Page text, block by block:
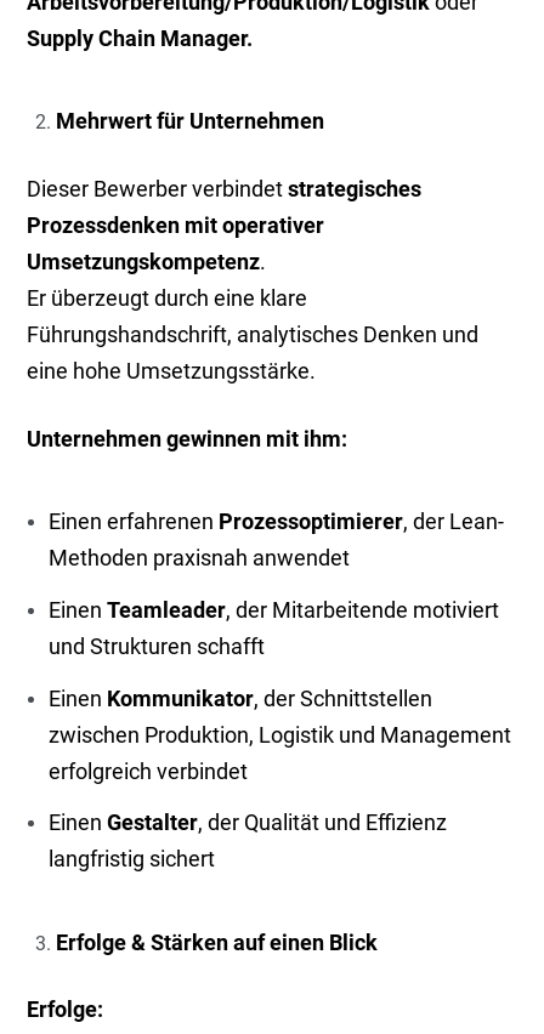
Supply Chain Manager.
Mehrwert für Unternehmen
Dieser Bewerber verbindetstrategisches
Prozessdenken mit operativer
Umsetzungskompetenz.
Er überzeugt durch eine klare
Führungshandschrift, analytisches Denken und
eine hohe Umsetzungsstärke.
Unternehmen gewinnen mit ihm:
Einen erfahrenen Prozessoptimierer, der Lean-
Methoden praxisnah anwendet
EinenTeamleader, der Mitarbeitende motiviert
und Strukturen schafft
Einen Kommunikator, der Schnittstellen
zwischen Produktion, Logistik und Management
erfolgreich verbindet
EinenGestalter, der Qualität und Effizienz
langfristig sichert
Erfolge & Stärken auf einen Blick
Erfolge: